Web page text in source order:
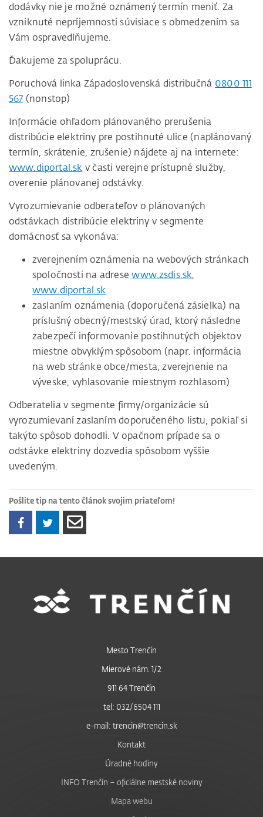
dodávky nie je možné oznámený termín meniť. Za
vzniknuté nepríjemnosti súvisiace s obmedzením sa
Vám ospravedlňujeme.
Ďakujeme za spoluprácu.
Poruchová linka Západoslovenská distribučná 0800 111
567 (nonstop)
Informácie ohľadom plánovaného prerušenia
distribúcie elektriny pre postihnuté ulice (naplánovaný
termín, skrátenie, zrušenie) nájdete aj na internete:
www.diportal.sk v časti verejne prístupné služby,
overenie plánovanej odstávky.
Vyrozumievanie odberateľov o plánovaných
odstávkach distribúcie elektriny v segmente
domácnosť sa vykonáva:
zverejnením oznámenia na webových stránkach
spoločnosti na adresewww.zsdis.sk,
www.diportal.sk
zaslaním oznámenia (doporučená zásielka) na
príslušný obecný/mestský úrad, ktorý následne
zabezpečí informovanie postihnutých objektov
miestne obvyklým spôsobom (napr. informácia
na web stránke obce/mesta, zverejnenie na
výveske, vyhlasovanie miestnym rozhlasom)
Odberatelia v segmente firmy/organizácie sú
vyrozumievaní zaslaním doporučeného listu, pokiaľ si
takýto spôsob dohodli. V opačnom prípade sa o
odstávke elektriny dozvedia spôsobom vyššie
uvedeným.
Pošlite tip na tento článok svojim priateľom!
Mesto Trenčín
Mierové nám. 1/2
911 64 Trenčín
tel: 032/6504 111
e-mail: trencin@trencin.sk
Kontakt
Úradné hodiny
INFO Trenčín – oficiálne mestské noviny
Mapa webu